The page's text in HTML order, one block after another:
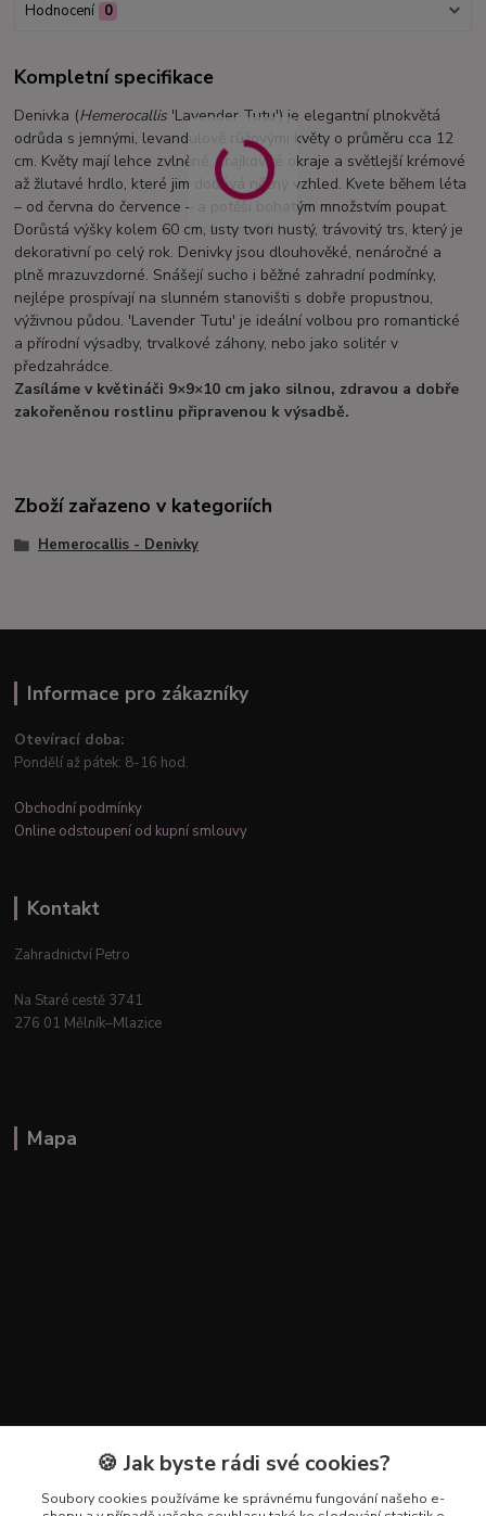
Hodnocení 0
Kompletní specifikace
Denivka (Hemerocallis 'Lavender Tutu') je elegantní plnokvětá
odrůda s jemnými, levandulově růžovými květy o průměru cca 12
cm. Květy mají lehce zvlněné, krajkovité okraje a světlejší krémové
až žlutavé hrdlo, které jim dodává něžný vzhled. Kvete během léta
– od června do července – a potěší bohatým množstvím poupat.
Dorůstá výšky kolem 60 cm, listy tvoří hustý, trávovitý trs, který je
dekorativní po celý rok. Denivky jsou dlouhověké, nenáročné a
plně mrazuvzdorné. Snášejí sucho i běžné zahradní podmínky,
nejlépe prospívají na slunném stanovišti s dobře propustnou,
výživnou půdou. 'Lavender Tutu' je ideální volbou pro romantické
a přírodní výsadby, trvalkové záhony, nebo jako solitér v
předzahrádce.
Zasíláme v květináči 9×9×10 cm jako silnou, zdravou a dobře
zakořeněnou rostlinu připravenou k výsadbě.
Zboží zařazeno v kategoriích
Hemerocallis - Denivky
Informace pro zákazníky
Otevírací doba:
Pondělí až pátek: 8-16 hod.
Obchodní podmínky
Online odstoupení od kupní smlouvy
Kontakt
Zahradnictví Petro
Na Staré cestě 3741
276 01 Mělník–Mlazice
Mapa
Kontakty🍪 Jak byste rádi své cookies?
Soubory cookies používáme ke správnému fungování našeho e-